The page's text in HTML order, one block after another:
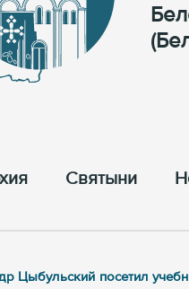
Cвятыни
Цыбульский посетил